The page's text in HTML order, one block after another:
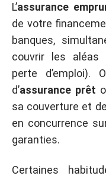
L’assurance
de votre
banques,
couvrir les aléas
perte d’emploi).
d’assurance prêt
sa couverture et
en concurrence
garanties.
Certaines